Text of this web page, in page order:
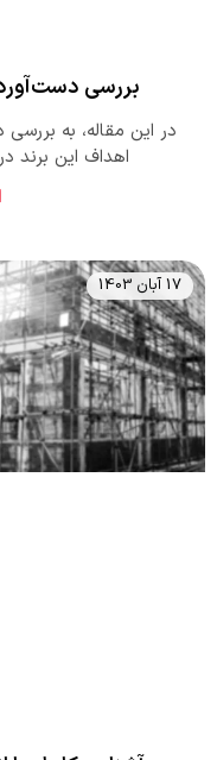
بررسی دست‌آورد
اهداف این برند در سال 1404
17 آبان 1403